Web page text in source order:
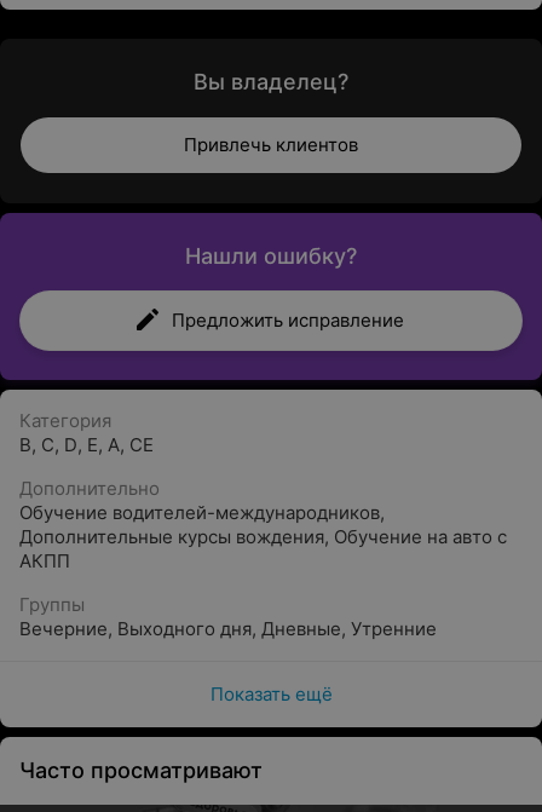
Вы владелец?
Привлечь клиентов
Нашли ошибку?
Предложить исправление
Категория
B, C, D, E, А, СE
Дополнительно
Обучение водителей-международников,
Дополнительные курсы вождения, Обучение на авто с
АКПП
Группы
Вечерние, Выходного дня, Дневные, Утренние
Показать ещё
Часто просматривают